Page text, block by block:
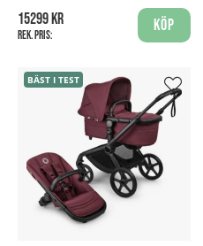
15299 kr
Rek. pris:
Köp
BÄST I TEST